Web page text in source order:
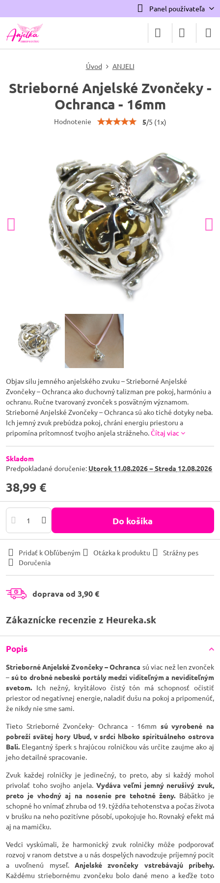
Panel používateľa
Úvod ANJELI
Strieborné Anjelské Zvončeky -
Ochranca - 16mm
Hodnotenie 5/5 (1x)
Objav silu jemného anjelského zvuku – Strieborné Anjelské
Zvončeky – Ochranca ako duchovný talizman pre pokoj, harmóniu a
ochranu. Ručne tvarovaný zvonček s posvätným významom.
Strieborné Anjelské Zvončeky – Ochranca sú ako tiché dotyky neba.
Ich jemný zvuk prebúdza pokoj, chráni energiu priestoru a
pripomína prítomnosť tvojho anjela strážneho.Čítaj viac
Skladom
Predpokladané doručenie: Utorok 11.08.2026 −Streda 12.08.2026
38,99 €
Do košíka
Pridať k Obľúbeným Otázka k produktu
Strážny pes
Doručenia
doprava od 3,90 €
Zákaznícke recenzie z Heureka.sk
Popis
Strieborné Anjelské Zvončeky – Ochranca sú viac než len zvonček
– sú to drobné nebeské portály medzi viditeľným a neviditeľným
svetom. Ich nežný, kryštálovo čistý tón má schopnosť očistiť
priestor od negatívnej energie, naladiť dušu na pokoj a pripomenúť,
že nikdy nie sme sami.
Tieto Strieborné Zvončeky- Ochranca - 16mm sú vyrobené na
pobreží svätej hory Ubud, v srdci hlboko spirituálneho ostrova
Bali. Elegantný šperk s hrajúcou rolničkou vás určite zaujme ako aj
jeho detailné spracovanie.
Zvuk každej rolničky je jedinečný, to preto, aby si každý mohol
privolať toho svojho anjela. Vydáva veľmi jemný nerušivý zvuk,
preto je vhodný aj na nosenie pre tehotné ženy. Bábätko je
schopné ho vnímať zhruba od 19. týždňa tehotenstva a počas života
v brušku na neho pozitívne pôsobí, upokojuje ho. Rovnaký efekt má
aj na mamičku.
Vedci vyskúmali, že harmonický zvuk rolničky môže podporovať
rozvoj v ranom detstve a u nás dospelých navodzuje príjemný pocit
a uvoľnenú myseľ.Anjelské zvončeky vstrebávajú príbehy.
Každému striebornému zvončeku bolo dané meno a keďže toto